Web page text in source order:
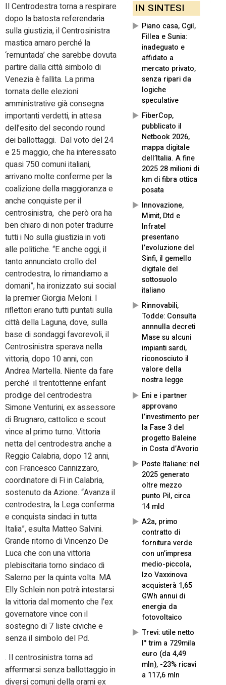
IN SINTESI
Piano casa, Cgil,
Fillea e Sunia:
inadeguato e
affidato a
mercato privato,
senza ripari da
logiche
speculative
FiberCop,
pubblicato il
Netbook 2026,
mappa digitale
dell’Italia. A fine
2025 28 milioni di
km di fibra ottica
posata
Innovazione,
Mimit, Dtd e
Infratel
presentano
l’evoluzione del
Sinfi, il gemello
digitale del
sottosuolo
italiano
Rinnovabili,
Todde: Consulta
annnulla decreti
Mase su alcuni
impianti sardi,
riconosciuto il
valore della
nostra legge
Eni e i partner
approvano
l’investimento per
la Fase 3 del
progetto Baleine
in Costa d’Avorio
Poste Italiane: nel
2025 generato
oltre mezzo
punto Pil, circa
14 mld
A2a, primo
contratto di
fornitura verde
con un’impresa
medio-piccola,
Izo Vaxxinova
acquisterà 1,65
GWh annui di
energia da
fotovoltaico
Trevi: utile netto
I° trim a 729mila
euro (da 4,49
mln), -23% ricavi
a 117,6 mln
Il Centrodestra torna a respirare
dopo la batosta referendaria
sulla giustizia, il Centrosinistra
mastica amaro perché la
‘remuntada’ che sarebbe dovuta
partire dalla città simbolo di
Venezia è fallita. La prima
tornata delle elezioni
amministrative già consegna
importanti verdetti, in attesa
dell’esito del secondo round
dei ballottaggi. Dal voto del 24
e 25 maggio, che ha interessato
quasi 750 comuni italiani,
arrivano molte conferme per la
coalizione della maggioranza e
anche conquiste per il
centrosinistra, che però ora ha
ben chiaro di non poter tradurre
tutti i No sulla giustizia in voti
alle politiche. “E anche oggi, il
tanto annunciato crollo del
centrodestra, lo rimandiamo a
domani”, ha ironizzato sui social
la premier Giorgia Meloni. I
riflettori erano tutti puntati sulla
città della Laguna, dove, sulla
base di sondaggi favorevoli, il
Centrosinistra sperava nella
vittoria, dopo 10 anni, con
Andrea Martella. Niente da fare
perché il trentottenne enfant
prodige del centrodestra
Simone Venturini, ex assessore
di Brugnaro, cattolico e scout
vince al primo turno. Vittoria
netta del centrodestra anche a
Reggio Calabria, dopo 12 anni,
con Francesco Cannizzaro,
coordinatore di Fi in Calabria,
sostenuto da Azione. “Avanza il
centrodestra, la Lega conferma
e conquista sindaci in tutta
Italia”, esulta Matteo Salvini.
Grande ritorno di Vincenzo De
Luca che con una vittoria
plebiscitaria torno sindaco di
Salerno per la quinta volta. MA
Elly Schlein non potrà intestarsi
la vittoria dal momento che l’ex
governatore vince con il
sostegno di 7 liste civiche e
senza il simbolo del Pd.
. Il centrosinistra torna ad
affermarsi senza ballottaggio in
diversi comuni della orami ex